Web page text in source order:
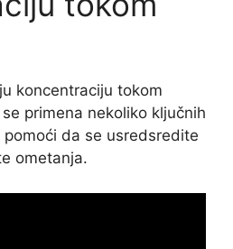
koncentraciju tokom
primena nekoliko ključnih
da se usredsredite
ometanja.